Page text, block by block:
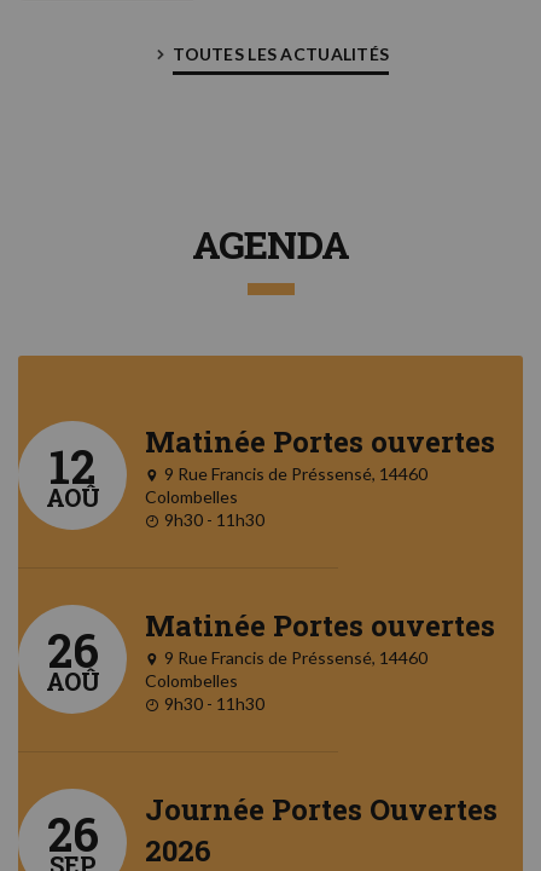
TOUTES LES ACTUALITÉS
AGENDA
12
AOÛ
Matinée Portes ouvertes
9 Rue Francis de Préssensé, 14460
Colombelles
9h30 - 11h30
26
AOÛ
Matinée Portes ouvertes
9 Rue Francis de Préssensé, 14460
Colombelles
9h30 - 11h30
26
Journée Portes Ouvertes
2026